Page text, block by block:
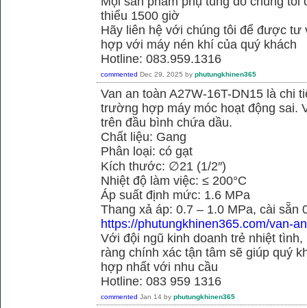
thiểu 1500 giờ
Hãy liên hệ với chúng tôi để được tư
hợp với máy nén khí của quý khách
Hotline: 083.959.1316
commented Dec 29, 2025 by phutungkhinen365
Van an toàn A27W-16T-DN15 là chi
trường hợp máy móc hoạt động sai.
trên đầu bình chứa dầu.
Chất liệu: Gang
Phân loại: có gạt
Kích thước: ∅21 (1/2″)
Nhiệt độ làm việc: ≤ 200°C
Áp suất định mức: 1.6 MPa
Thang xả áp: 0.7 – 1.0 MPa, cài sẵn
https://phutungkhinen365.com/van-
Với đội ngũ kinh doanh trẻ nhiệt
ràng chính xác tận tâm sẽ giúp quý
hợp nhất với nhu cầu
Hotline: 083 959 1316
commented Jan 14 by phutungkhinen365